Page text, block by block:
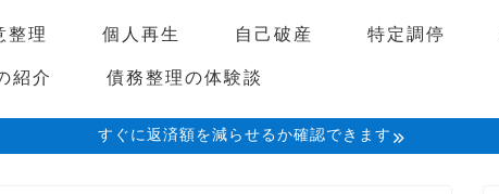
整理 個人再生 自己破産 特定調停
紹介
債務整理の体験談
すぐに返済額を減らせるか確認できます